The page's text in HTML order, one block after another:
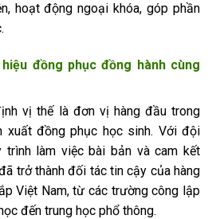
hoạt động ngoại khóa, góp phần
đồng phục đồng hành cùng
vị thế là đơn vị hàng đầu trong
xuất đồng phục học sinh. Với đội
trình làm việc bài bản và cam kết
trở thành đối tác tin cậy của hàng
Việt Nam, từ các trường công lập
đến trung học phổ thông.